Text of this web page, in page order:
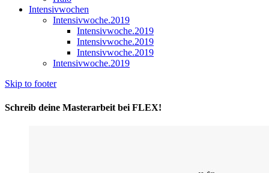
Intensivwochen
Intensivwoche.2019
Intensivwoche.2019
Intensivwoche.2019
Intensivwoche.2019
Intensivwoche.2019
Skip to footer
Schreib deine Masterarbeit bei FLEX!